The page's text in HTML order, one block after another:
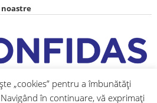
„cookies” pentru a îmbunătăți
în continuare, vă exprimați